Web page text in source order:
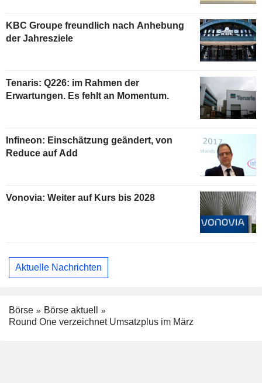
KBC Groupe freundlich nach Anhebung
der Jahresziele
Tenaris: Q226: im Rahmen der
Erwartungen. Es fehlt an Momentum.
Infineon: Einschätzung geändert, von
Reduce auf Add
Vonovia: Weiter auf Kurs bis 2028
Aktuelle Nachrichten
Börse
Börse aktuell
Round One verzeichnet Umsatzplus im März